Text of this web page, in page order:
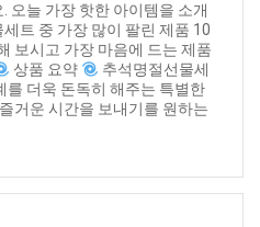
오늘 가장 핫한 아이템을 소개
트 중 가장 많이 팔린 제품 10
보시고 가장 마음에 드는 제품
상품 요약
추석명절선물세
를 더욱 돈독히 해주는 특별한
거운 시간을 보내기를 원하는